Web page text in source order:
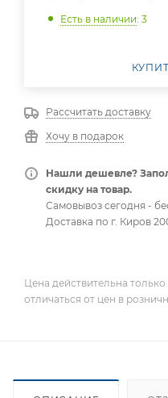
Есть в наличии: 3
Рассчитать доставку
Хочу в подарок
Нашли дешевле?
скидку на товар.
Самовывоз сегодня -
Доставка по г. Киров
Цена действительна
отличаться от цен в